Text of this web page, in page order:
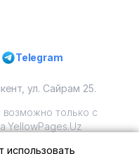
Telegram
ул. Сайрам 25.
только с
YellowPages.Uz
использовать